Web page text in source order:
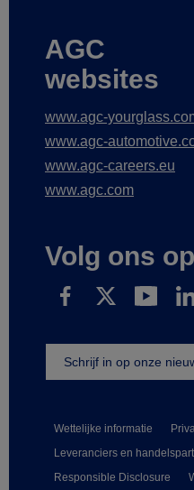
AGC
websites
www.agc-
www.agc-
www.agc-careers.eu
www.agc.com
Volg ons op
Wettelijke informatie
Leveranciers en
Responsible Disclosure
Schrijf in op onze